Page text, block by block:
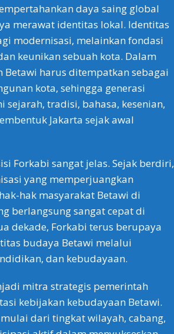
daya saing global
merawat identitas lokal. Identitas
modernisasi, melainkan fondasi
keunikan sebuah kota. Dalam
Betawi harus ditempatkan sebagai
kota, sehingga generasi
tradisi, bahasa, kesenian,
Jakarta sejak awal
Forkabi sangat jelas. Sejak berdiri,
yang memperjuangkan
hak masyarakat Betawi di
berlangsung sangat cepat di
dekade, Forkabi terus berupaya
budaya Betawi melalui
dan kebudayaan.
mitra strategis pemerintah
kebijakan kebudayaan Betawi.
dari tingkat wilayah, cabang,